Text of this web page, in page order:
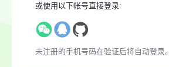
或使用以下帐号直接登录:
未注册的手机号码在验证后将自动登录。